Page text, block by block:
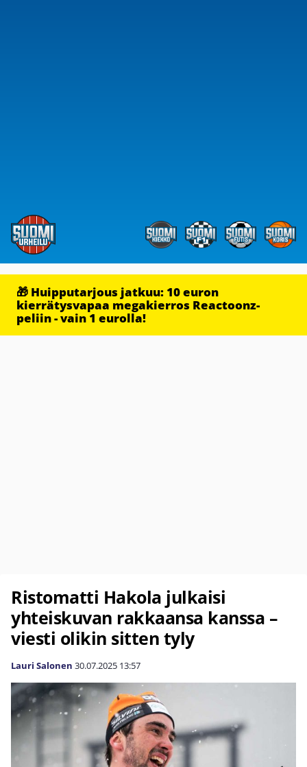
🎁 Huipputarjous jatkuu: 10 euron
kierrätysvapaa megakierros Reactoonz-
peliin - vain 1 eurolla!
Ristomatti Hakola julkaisi
yhteiskuvan rakkaansa kanssa –
viesti olikin sitten tyly
Lauri Salonen 30.07.2025 13:57